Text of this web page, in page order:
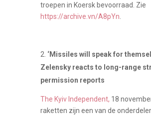
troepen in Koersk bevoorraad. Zie
https://archive.vn/A8pYn
‘Missiles will speak for
Zelensky reacts to long-range
permission reports
The Kyiv Independent, 18
raketten zijn een van de